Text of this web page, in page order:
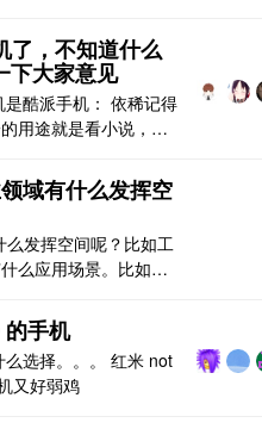
了，不知道什么
下大家意见
酷派手机： 依稀记得
用途就是看小说，充
是一部华为荣耀 3c
自己买的手机（之前
州前一个月用我所有
台电脑 18 岁 ..
域有什么发挥空
发挥空间呢？比如工
么应用场景。比如阿
类似的标杆性质的超
个 App 具备什么用
应用场景呢？手机 Ap
厂的需求呢？
手机
选择。。。 红米 not
又好弱鸡